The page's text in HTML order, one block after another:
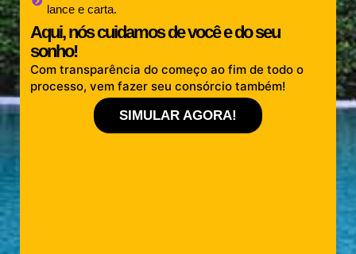
lance e carta.
Aqui, nós cuidamos de você e do seu
sonho!
Com transparência do começo ao fim de todo o
processo, vem fazer seu consórcio também!
SIMULAR AGORA!